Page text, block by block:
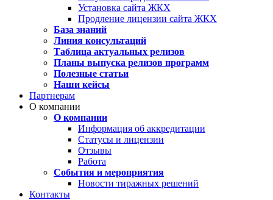
Установка сайта ЖКХ
Продление лицензии сайта ЖКХ
База знаний
Линия консультаций
Таблица актуальных релизов
Планы выпуска релизов программ
Полезные статьи
Наши кейсы
Партнерам
О компании
О компании
Информация об аккредитации
Статусы и лицензии
Отзывы
Работа
События и мероприятия
Новости тиражных решений
Контакты